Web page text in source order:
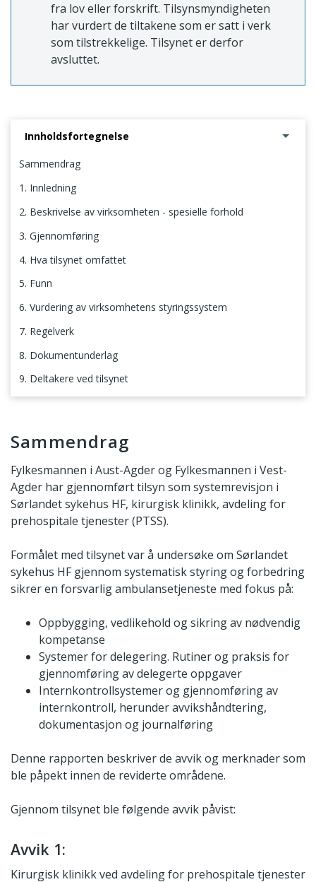
fra lov eller forskrift. Tilsynsmyndigheten
har vurdert de tiltakene som er satt i verk
som tilstrekkelige. Tilsynet er derfor
avsluttet.
Innholdsfortegnelse
Sammendrag
1. Innledning
2. Beskrivelse av virksomheten - spesielle forhold
3. Gjennomføring
4. Hva tilsynet omfattet
5. Funn
6. Vurdering av virksomhetens styringssystem
7. Regelverk
8. Dokumentunderlag
9. Deltakere ved tilsynet
Sammendrag
Fylkesmannen i Aust-Agder og Fylkesmannen i Vest-
Agder har gjennomført tilsyn som systemrevisjon i
Sørlandet sykehus HF, kirurgisk klinikk, avdeling for
prehospitale tjenester (PTSS).
Formålet med tilsynet var å undersøke om Sørlandet
sykehus HF gjennom systematisk styring og forbedring
sikrer en forsvarlig ambulansetjeneste med fokus på:
Oppbygging, vedlikehold og sikring av nødvendig
kompetanse
Systemer for delegering. Rutiner og praksis for
gjennomføring av delegerte oppgaver
Internkontrollsystemer og gjennomføring av
internkontroll, herunder avvikshåndtering,
dokumentasjon og journalføring
Denne rapporten beskriver de avvik og merknader som
ble påpekt innen de reviderte områdene.
Gjennom tilsynet ble følgende avvik påvist:
Avvik 1:
Kirurgisk klinikk ved avdeling for prehospitale tjenester